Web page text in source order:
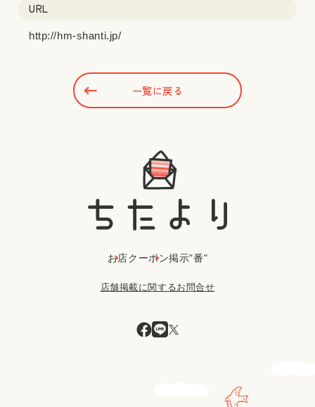
URL
http://hm-shanti.jp/
一覧に戻る
お店クーポン掲示"番"
店舗掲載に関するお問合せ